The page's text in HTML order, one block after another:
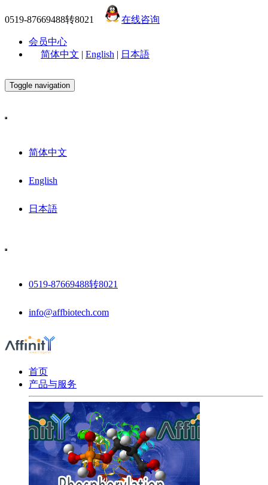
0519-87669488转8021 在线咨询
会员中心
简体中文 | English | 日本語
Toggle navigation
简体中文
English
日本語
0519-87669488转8021
info@affbiotech.com
首页
产品与服务